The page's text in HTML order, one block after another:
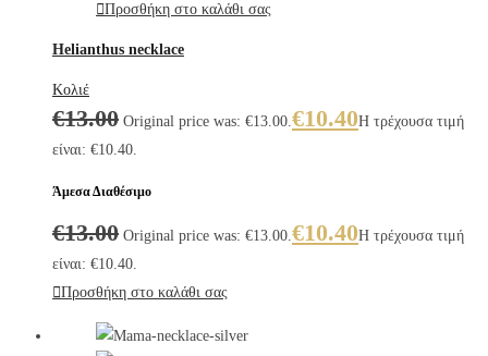
Προσθήκη στο καλάθι σας
Helianthus necklace
Κολιέ
€13.00 Original price was: €13.00.€10.40Η τρέχουσα τιμή
είναι: €10.40.
Άμεσα Διαθέσιμο
€13.00 Original price was: €13.00.€10.40Η τρέχουσα τιμή
είναι: €10.40.
Προσθήκη στο καλάθι σας